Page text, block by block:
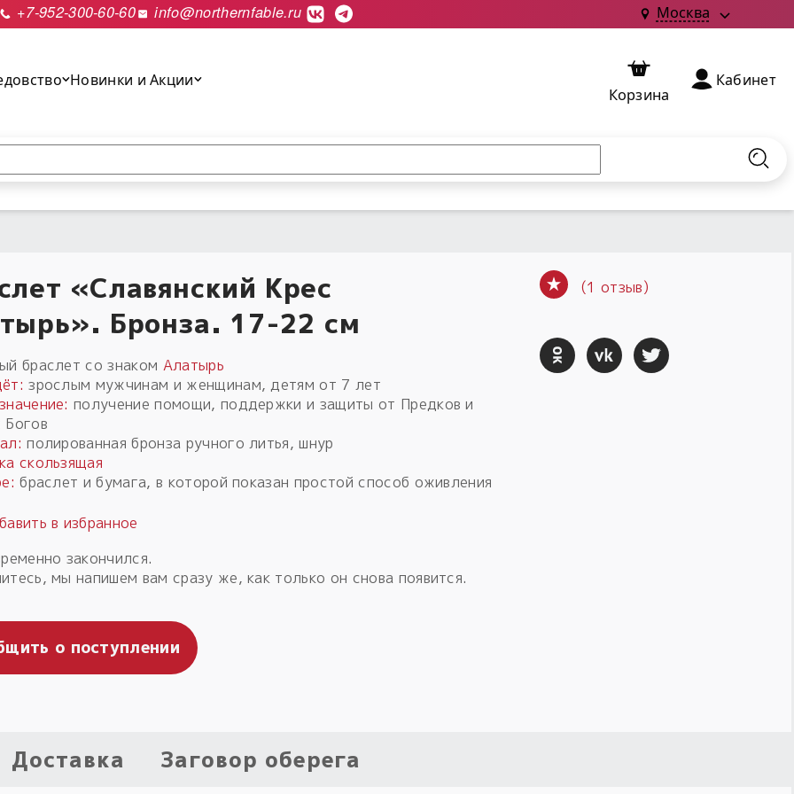
+7-952-300-60-60 info@northernfable.ru Москва
Новинки и Акции
Корзина
Кабинет
«Славянский Крес
Бронза. 17-22 см
браслет со знаком Алатырь
зрослым мужчинам и женщинам, детям от 7 лет
получение помощи, поддержки и защиты от Предков и
полированная бронза ручного литья, шнур
скользящая
браслет и бумага, в которой показан простой способ оживления
закончился.
мы напишем вам сразу же, как только он снова появится.
о поступлении
(1 отзыв)
Доставка Заговор оберега